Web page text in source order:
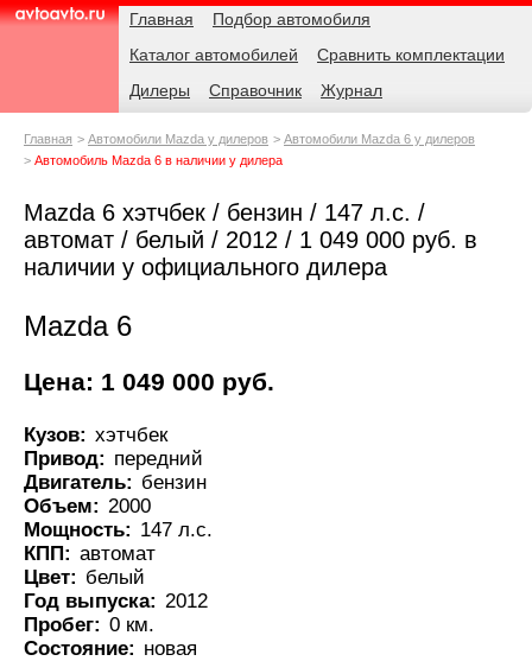
AvtoAvto.ru
Навигация Главная
Подбор автомобиля
Каталог автомобилей
Сравнить комплектации
Дилеры
Справочник Журнал
Родительские
Главная Автомобили Mazda у дилеров
Автомобили Mazda 6 у дилеров
Автомобиль Mazda 6 в наличии у дилера
Mazda 6 хэтчбек / бензин / 147 л.с. /
автомат / белый / 2012 / 1 049 000 руб. в
наличии у официального дилера
Mazda 6
Цена: 1 049 000 руб.
Кузов: хэтчбек
Привод: передний
Двигатель: бензин
Объем: 2000
Мощность: 147 л.с.
КПП: автомат
Цвет: белый
Год выпуска: 2012
Пробег: 0 км.
Состояние: новая